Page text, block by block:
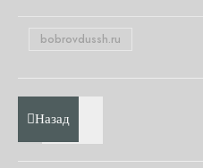
bobrovdussh.ru
Назад